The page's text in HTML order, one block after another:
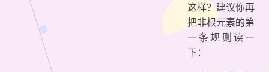
这样？建议你再
把非根元素的第
一条规则读一
下：